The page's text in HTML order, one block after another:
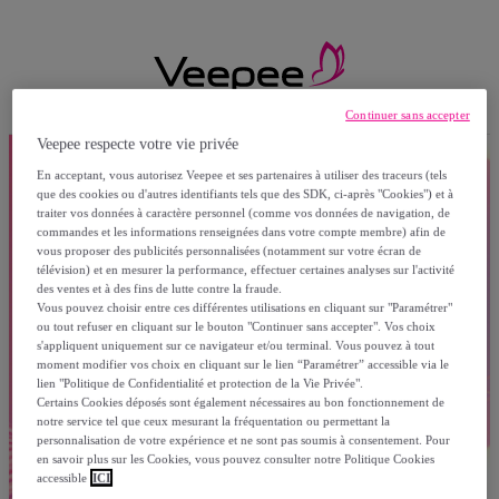
Veepee respecte votre vie privée
En acceptant, vous autorisez Veepee et ses partenaires à utiliser des traceurs (tels
que des cookies ou d'autres identifiants tels que des SDK, ci-après "Cookies") et à
traiter vos données à caractère personnel (comme vos données de navigation, de
commandes et les informations renseignées dans votre compte membre) afin de
vous proposer des publicités personnalisées (notamment sur votre écran de
télévision) et en mesurer la performance, effectuer certaines analyses sur l'activité
des ventes et à des fins de lutte contre la fraude.
Vous pouvez choisir entre ces différentes utilisations en cliquant sur "Paramétrer"
ou tout refuser en cliquant sur le bouton "Continuer sans accepter". Vos choix
s'appliquent uniquement sur ce navigateur et/ou terminal. Vous pouvez à tout
moment modifier vos choix en cliquant sur le lien “Paramétrer” accessible via le
lien "Politique de Confidentialité et protection de la Vie Privée".
Certains Cookies déposés sont également nécessaires au bon fonctionnement de
notre service tel que ceux mesurant la fréquentation ou permettant la
personnalisation de votre expérience et ne sont pas soumis à consentement. Pour
en savoir plus sur les Cookies, vous pouvez consulter notre Politique Cookies
accessible ICI
Continuer sans accepter